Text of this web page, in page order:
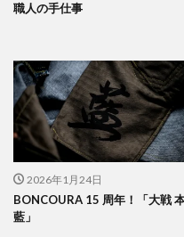
職人の手仕事
2026年1月24日
BONCOURA 15 周年！「大戦
藍」